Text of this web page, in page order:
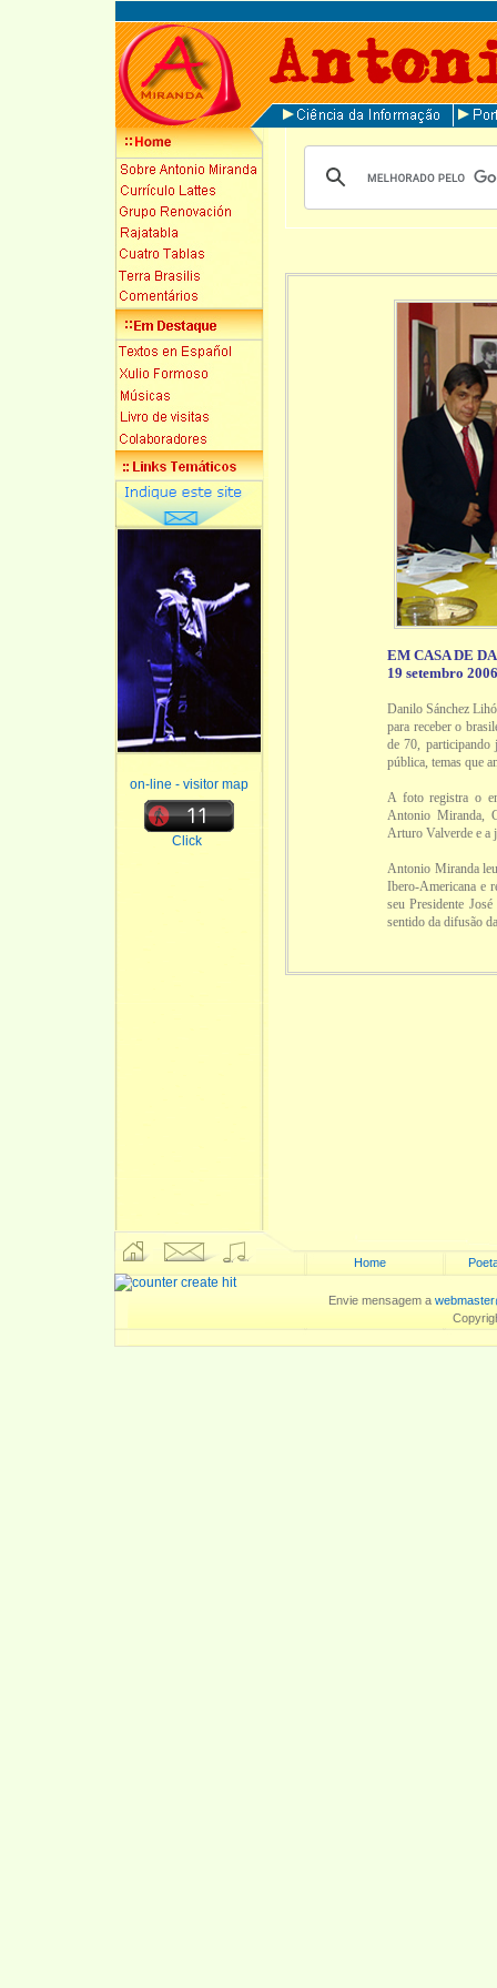
on-line - visitor map
Click
EM CASA DE
19 setembro 2006
Danilo Sánchez
para receber o
de 70, participando
pública, temas que
A foto registra o
Antonio Miranda,
Arturo Valverde e a
Antonio Miranda
Ibero-Americana e
seu Presidente
sentido da difusão
Home
Envie mensagem a